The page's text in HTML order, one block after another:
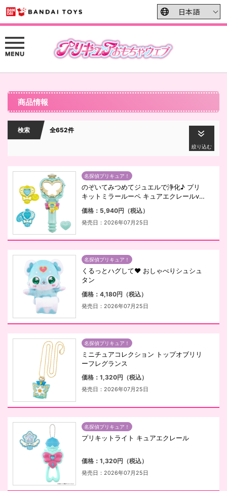
商品情報
検索 全652件
絞り込む
名探偵プリキュア！
のぞいてみつめてジュエルで浄化♪ プリ
キットミラールーペ キュアエクレールve
価格：5,940円（税込）
発売日：2026年07月25日
名探偵プリキュア！
くるっとハグして♥ おしゃべりシュシュ
タン
価格：4,180円（税込）
発売日：2026年07月25日
名探偵プリキュア！
ミニチュアコレクション トップオブリリ
ーフレグランス
価格：1,320円（税込）
発売日：2026年07月25日
名探偵プリキュア！
プリキットライト キュアエクレール
価格：1,320円（税込）
発売日：2026年07月25日